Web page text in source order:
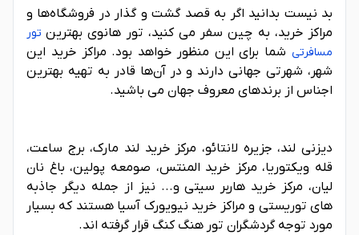
بد نیست بدانید اگر به قصد گشت و گذار در فروشگاه‌ها و
مراکز خرید، به چین سفر می کنید، تور هانوی بهترین تور
مسافرتی شما برای این منظور خواهد بود. مراکز خرید این
شهر، شهرتی جهانی دارند و در آن‌ها قادر به تهیه بهترین
اجناس از برندهای معروف جهان می باشید.
دیزنی لند، جزیره لانتائو، مرکز خرید لند مارک، برج ساعت،
قله ویکتوریا، مرکز خرید المنتس، صومعه پولین، باغ نان
لیان، مرکز خرید هاربر سیتی و... نیز از جمله دیگر جاذبه
های توریستی و مراکز خرید نیویورک آسیا هستند که بسیار
مورد توجه گردشگران تور هنگ کنگ قرار گرفته اند.